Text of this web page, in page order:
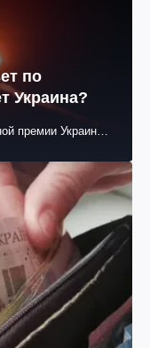
по
Украина?
премии Украины